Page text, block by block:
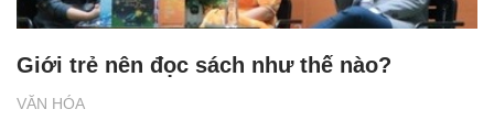
VĂN HÓA
Giới trẻ nên đọc sách như thế nào?